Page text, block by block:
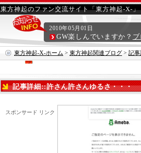
東方神起のファン交流サイト「東方神起-X-」
東方神起-X-ホーム > 東方神起関連ブログ > 記事
2010年05月01日
GW楽しんでいますか？
記事詳細::許さん許さんゆるさ・・・
スポンサード リンク